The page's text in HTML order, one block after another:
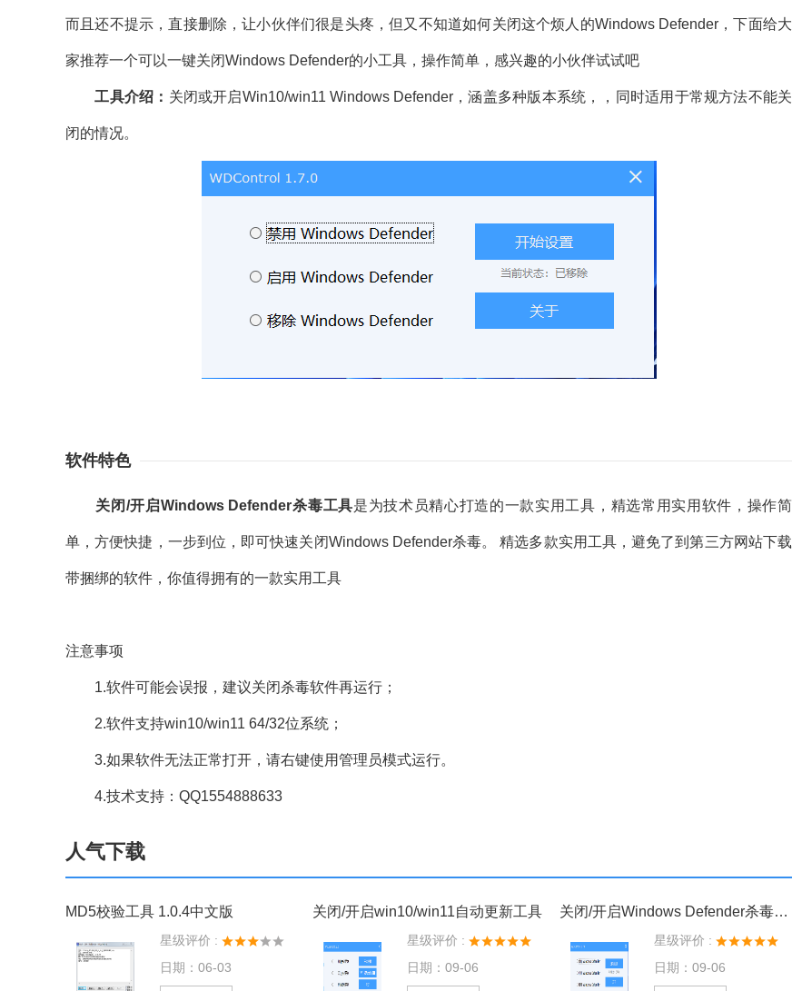
而且还不提示，直接删除，让小伙伴们很是头疼，但又不知道如何关闭这个烦人的Windows Defender，下面给大
家推荐一个可以一键关闭Windows Defender的小工具，操作简单，感兴趣的小伙伴试试吧
工具介绍： 关闭或开启Win10/win11 Windows Defender，涵盖多种版本系统，，同时适用于常规方法不能关
闭的情况。
软件特色
关闭/开启Windows Defender杀毒工具是为技术员精心打造的一款实用工具，精选常用实用软件，操作简
单，方便快捷，一步到位，即可快速关闭Windows Defender杀毒。 精选多款实用工具，避免了到第三方网站下载
带捆绑的软件，你值得拥有的一款实用工具
注意事项
1.软件可能会误报，建议关闭杀毒软件再运行；
2.软件支持win10/win11 64/32位系统；
3.如果软件无法正常打开，请右键使用管理员模式运行。
4.技术支持：QQ1554888633
人气下载
MD5校验工具 1.0.4中文版
星级评价 :
日期：06-03
关闭/开启win10/win11自动更新工具
星级评价 :
日期：09-06
关闭/开启Windows Defender杀毒工具
星级评价 :
日期：09-06